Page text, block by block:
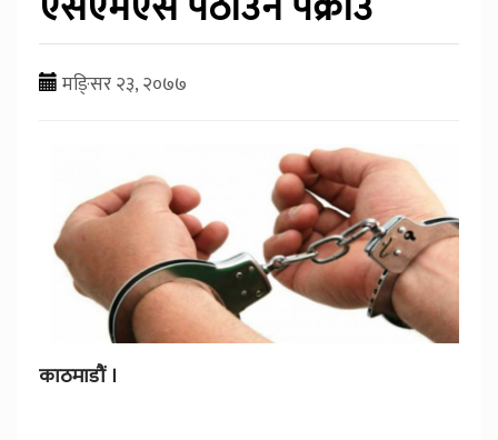
मङि्सर २३, २०७७
काठमाडौं ।